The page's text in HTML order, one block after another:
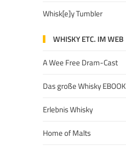
Whisk[e]y Tumbler
WHISKY ETC. IM WEB
A Wee Free Dram-Cast
Das große Whisky EBOOK
Erlebnis Whisky
Home of Malts